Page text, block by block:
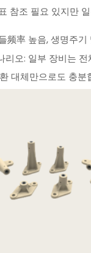
참조 필요 있지만
频率 높음, 생명주기
리오: 일부 장비는
대체만으로도 충분